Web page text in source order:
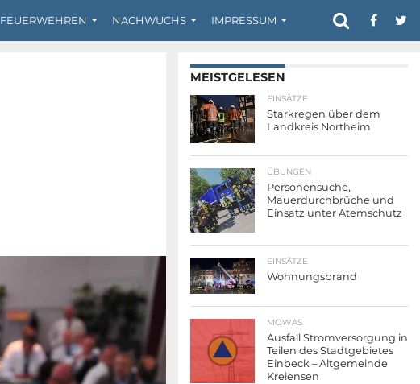
FEUERWEHREN NACHWUCHS IMPRESSUM
MEISTGELESEN
EINSÄTZE
Starkregen über dem
Landkreis Northeim
ÜBUNGEN
Personensuche,
Mauerdurchbrüche und
Einsatz unter Atemschutz
EINSÄTZE
Wohnungsbrand
MOWAS
Ausfall Stromversorgung in
Teilen des Stadtgebietes
Einbeck – Altgemeinde
Kreiensen